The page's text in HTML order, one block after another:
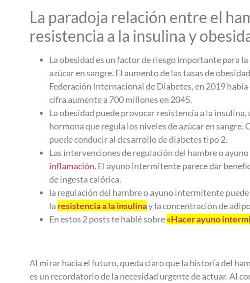
La paradoja relación entre el
resistencia a la insulina y
La obesidad es un factor de riesgo importante para
azúcar en sangre. El aumento de las tasas de
Federación Internacional de Diabetes, en 2019
cifra aumente a 700 millones en 2045.
La obesidad puede provocar resistencia a la
hormona que regula los niveles de azúcar en
puede conducir al desarrollo de diabetes tipo 2.
Las intervenciones de regulación del hambre o
inflamación. El ayuno intermitente parece dar
de ingesta calórica.
la regulación del hambre o ayuno intermitente
la resistencia a la insulinay la concentración de
En estos 2 posts te hablé sobre«Hacer ayuno
Al mirar hacia el futuro, queda claro que la historia del
es un recordatorio de la necesidad urgente de actuar. Al